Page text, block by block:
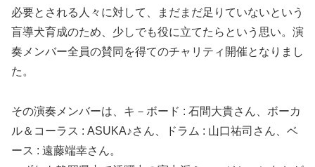
必要とされる人々に対して、まだまだ足りていないという
盲導犬育成のため、少しでも役に立てたらという思い。演
奏メンバー全員の賛同を得てのチャリティ開催となりまし
た。
その演奏メンバーは、キ－ボード : 石間大貴さん、ボーカ
ル＆コーラス : ASUKA♪さん、ドラム : 山口祐司さん、ベ
ース : 遠藤端幸さん。